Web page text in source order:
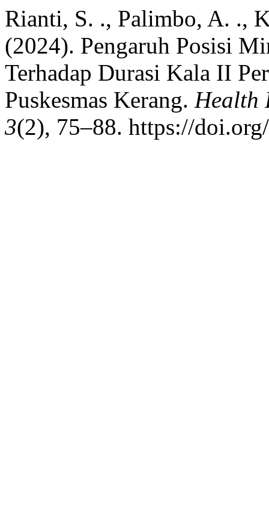
Rianti, S. ., Palimbo, A. .,
(2024). Pengaruh Posisi
Terhadap Durasi Kala II
Puskesmas Kerang. Health
3(2), 75–88. https://